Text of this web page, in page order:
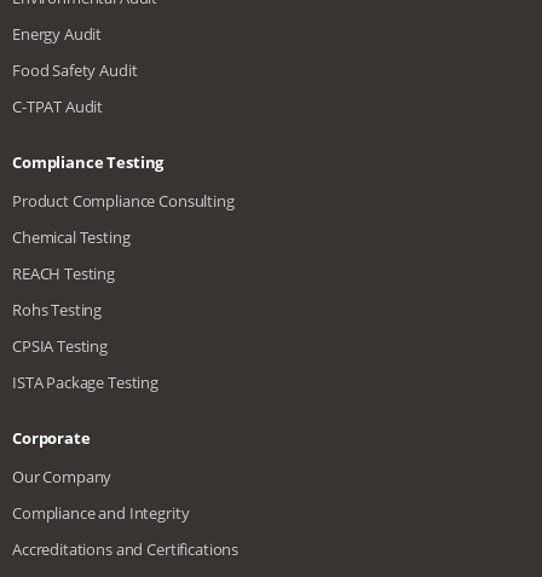
Energy Audit
Food Safety Audit
C-TPAT Audit
Compliance Testing
Product Compliance Consulting
Chemical Testing
REACH Testing
Rohs Testing
CPSIA Testing
ISTA Package Testing
Corporate
Our Company
Compliance and Integrity
Accreditations and Certifications